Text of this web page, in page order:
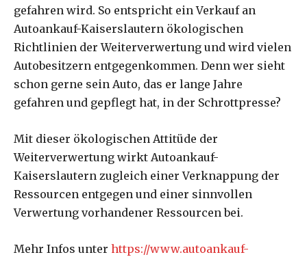
gefahren wird. So entspricht ein Verkauf an
Autoankauf-Kaiserslautern ökologischen
Richtlinien der Weiterverwertung und wird vielen
Autobesitzern entgegenkommen. Denn wer sieht
schon gerne sein Auto, das er lange Jahre
gefahren und gepflegt hat, in der Schrottpresse?
Mit dieser ökologischen Attitüde der
Weiterverwertung wirkt Autoankauf-
Kaiserslautern zugleich einer Verknappung der
Ressourcen entgegen und einer sinnvollen
Verwertung vorhandener Ressourcen bei.
Mehr Infos unter https://www.autoankauf-